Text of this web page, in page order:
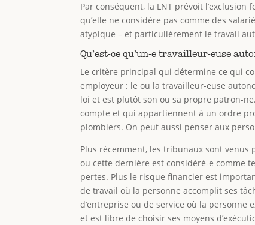
Par conséquent, la LNT prévoit
qu’elle ne considère pas comme des
atypique – et particulièrement le travail
Qu’est-ce qu’un-e travailleur-euse
Le critère principal qui détermine ce qui
employeur : le ou la travailleur-euse
loi et est plutôt son ou sa propre patron-
compte et qui appartiennent à un ordre
plombiers. On peut aussi penser aux
Plus récemment, les tribunaux sont
ou cette dernière est considéré-e comme
pertes. Plus le risque financier est
de travail où la personne accomplit ses
d’entreprise ou de service où la personne
et est libre de choisir ses moyens